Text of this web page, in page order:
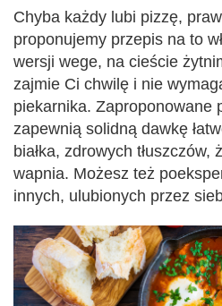
Chyba każdy lubi pizzę,
proponujemy przepis na to
wersji wege, na cieście
zajmie Ci chwilę i nie
piekarnika. Zaproponowane
zapewnią solidną dawkę
białka, zdrowych tłuszczów,
wapnia. Możesz też
innych, ulubionych przez